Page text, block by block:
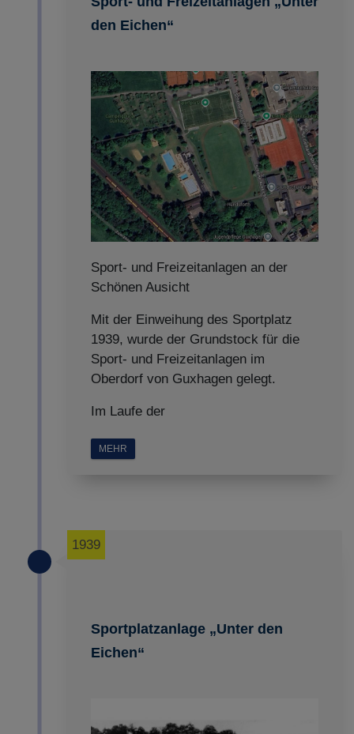
den Eichen“
Sport- und Freizeitanlagen an der
Schönen Ausicht
Mit der Einweihung des Sportplatz
1939, wurde der Grundstock für die
Sport- und Freizeitanlagen im
Oberdorf von Guxhagen gelegt.
Im Laufe der
MEHR
Sportplatzanlage „Unter den
Eichen“
1939